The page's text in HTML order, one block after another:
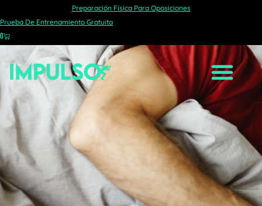
Preparación Física Para Oposiciones
Prueba De Entrenamiento Gratuita
0
ENTRENAMIENTOS?